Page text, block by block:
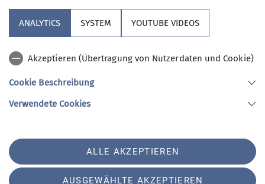
wir so früh dran waren konnten wir noch bei
einer Führung durch das Observatorium mitgehen.
In ungezwungener, lustiger Atmosphäre erzählte
und erklärte uns einer der Ingenieure, der seit 29
Jahren dort oben arbeitet, alles Mögliche.
Nach einem schmackhaften Essen und einem
war erstaunlich ruhig….weder laute Schnarcher
noch knarrender Boden oder Betten !!!
ANALYTICS SYSTEM YOUTUBE VIDEOS
Akzeptieren (Übertragung von Nutzerdaten und Cookie)
Cookie Beschreibung
Verwendete Cookies
ALLE AKZEPTIEREN
AUSGEWÄHLTE AKZEPTIEREN